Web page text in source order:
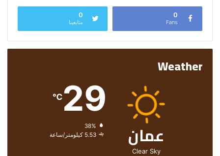
0
Fans
0
متابعينا
Weather
عمان
Clear Sky
29
℃
الرطوبة:
الرياح:5.53 كيلومتر/ساعة